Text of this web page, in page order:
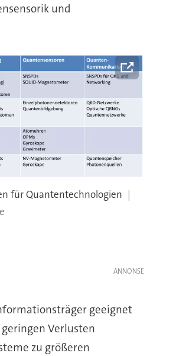
und
für Quantentechnologien
geeignet
Verlusten
zu größeren